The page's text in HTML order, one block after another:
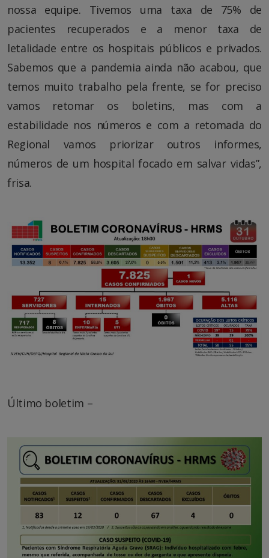
nossa equipe. Tivemos uma taxa de 75% de
pacientes recuperados e a menor taxa de
letalidade entre os hospitais públicos e privados.
Sabemos que a pandemia ainda não acabou, que
temos muito trabalho pela frente, se for preciso
vamos retomar os boletins, mas com a
estabilidade nos números e com a retomada do
Regional vamos priorizar outros informes,
números de um hospital focado em salvar vidas”,
frisa.
Último boletim –